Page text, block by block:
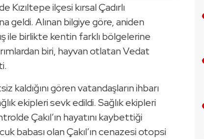
Kızıltepe ilçesi kırsal Çadırlı
geldi. Alınan bilgiye göre, aniden
ile birlikte kentin farklı bölgelerine
biri, hayvan otlatan Vedat
kaldığını gören vatandaşların ihbarı
ekipleri sevk edildi. Sağlık ekipleri
Çakıl’ın hayatını kaybettiği
babası olan Çakıl’ın cenazesi otopsi